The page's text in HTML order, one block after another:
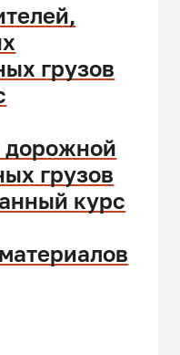
грузов
грузов
курс